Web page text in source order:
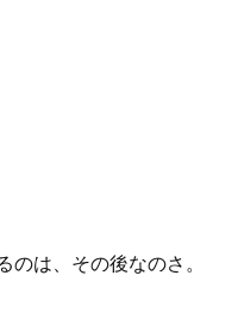
のは、その後なのさ。